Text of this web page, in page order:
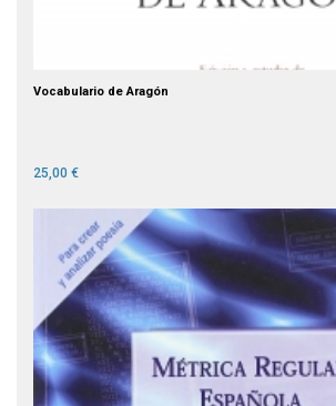
Vocabulario de Aragón
25,00 €